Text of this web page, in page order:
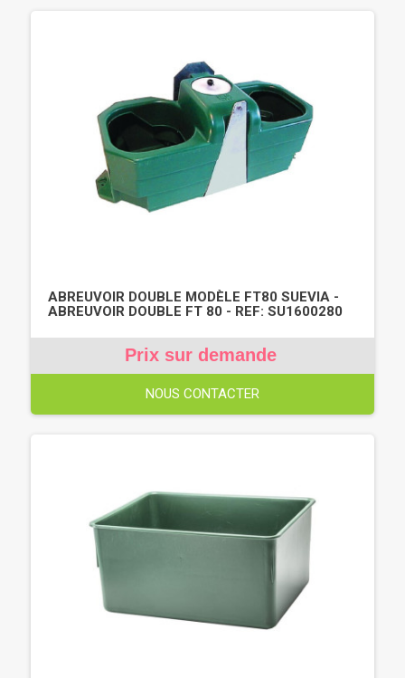
ABREUVOIR DOUBLE MODÈLE FT80 SUEVIA -
ABREUVOIR DOUBLE FT 80 - REF: SU1600280
Prix sur demande
NOUS CONTACTER